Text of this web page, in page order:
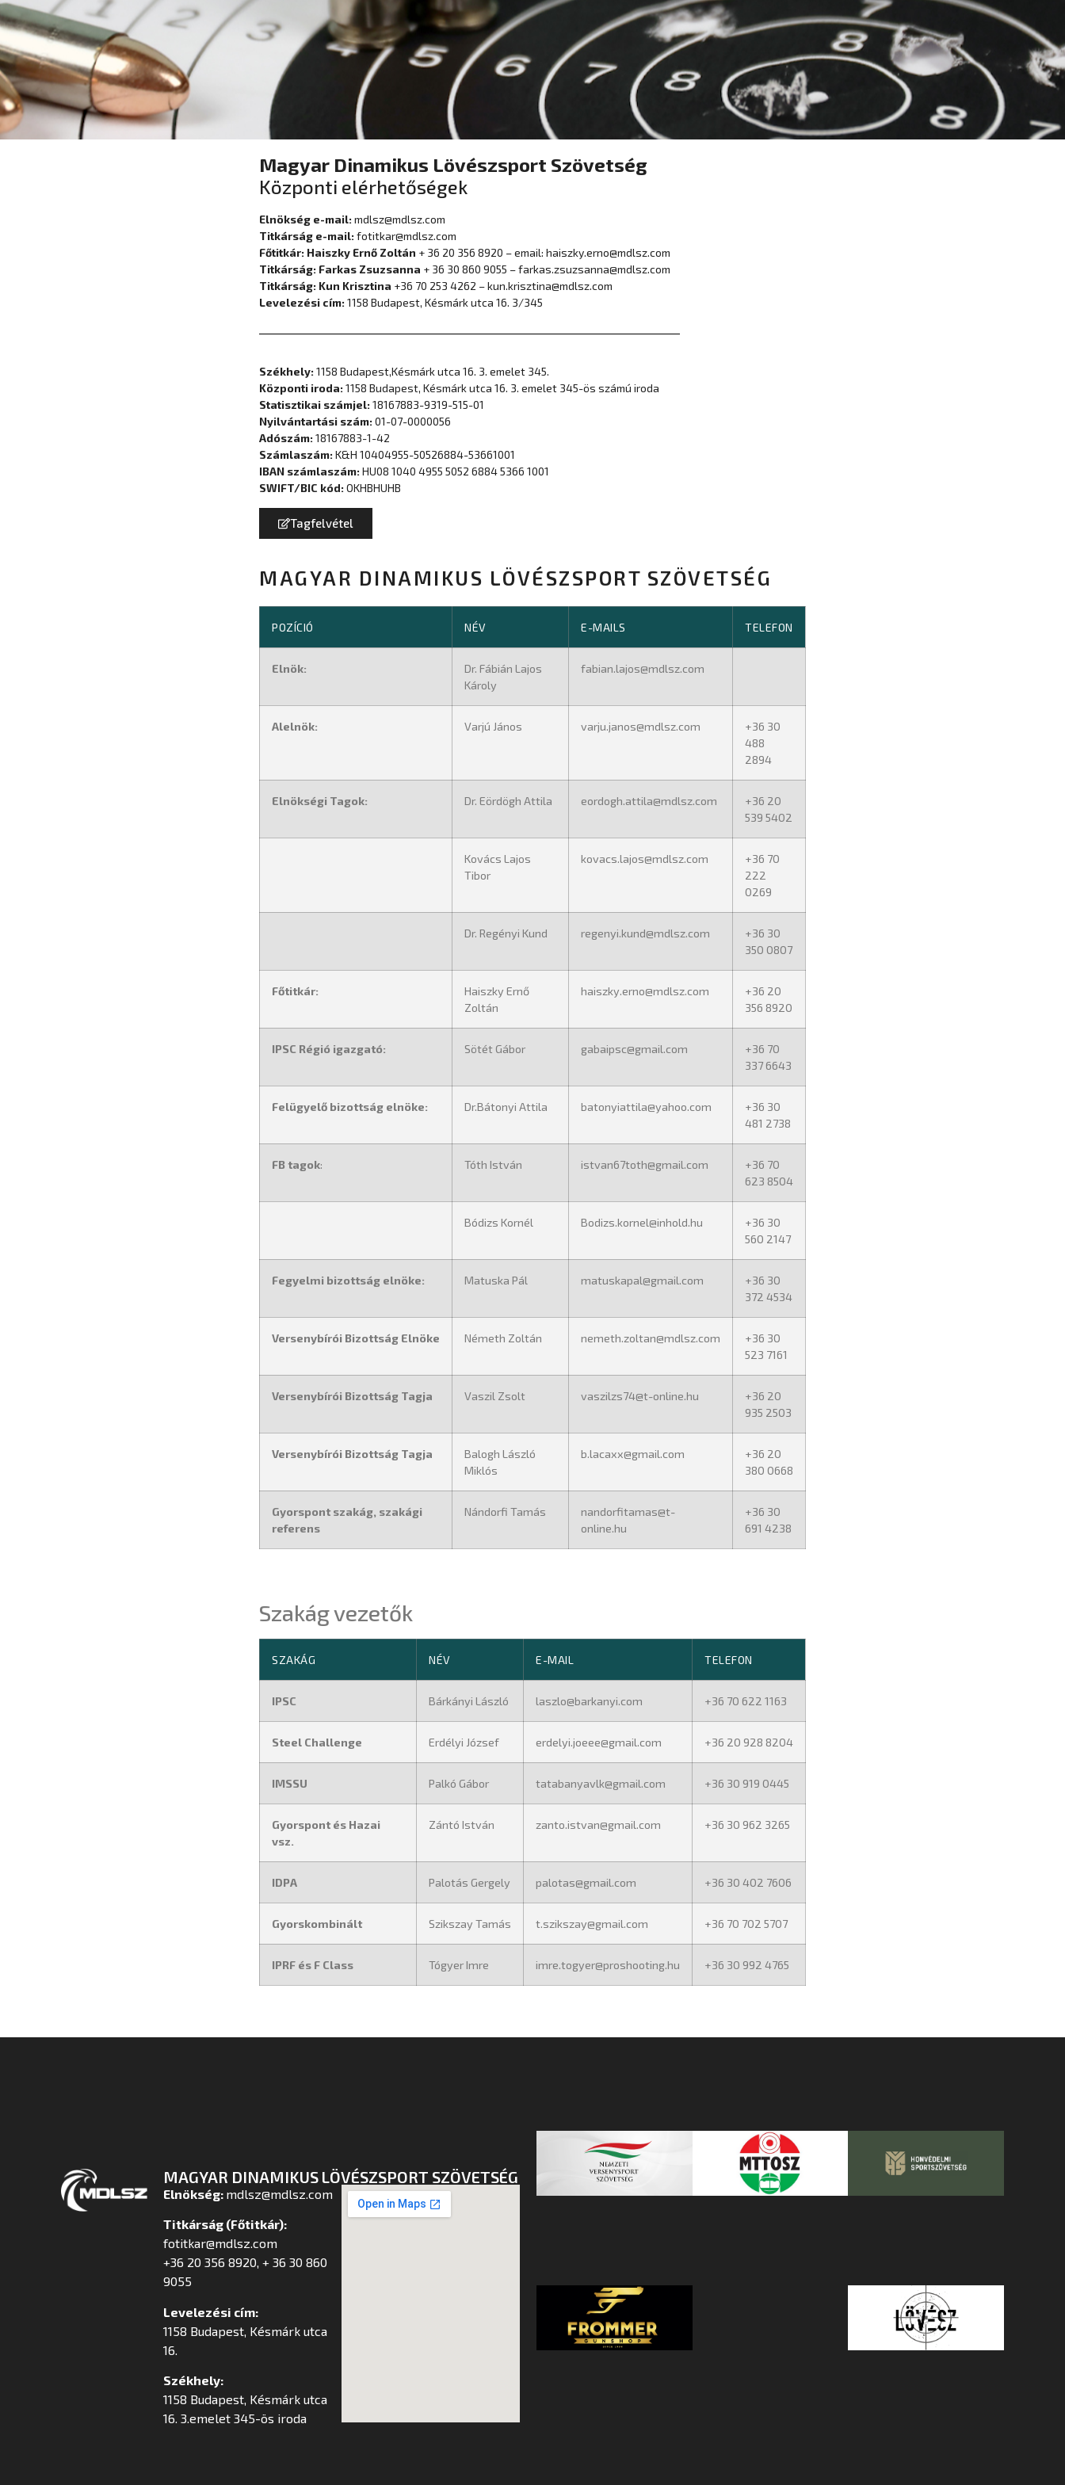
Magyar Dinamikus Lövészsport Szövetség
Központi elérhetőségek
Elnökség e-mail: mdlsz@mdlsz.com
Titkárság e-mail: fotitkar@mdlsz.com
Főtitkár: Haiszky Ernő Zoltán + 36 20 356 8920 – email: haiszky.erno@mdlsz.com
Titkárság: Farkas Zsuzsanna + 36 30 860 9055 – farkas.zsuzsanna@mdlsz.com
Titkárság: Kun Krisztina +36 70 253 4262 – kun.krisztina@mdlsz.com
Levelezési cím: 1158 Budapest, Késmárk utca 16. 3/345
Székhely: 1158 Budapest,Késmárk utca 16. 3. emelet 345.
Központi iroda: 1158 Budapest, Késmárk utca 16. 3. emelet 345-ös számú iroda
Statisztikai számjel: 18167883-9319-515-01
Nyilvántartási szám: 01-07-0000056
Adószám: 18167883-1-42
Számlaszám: K&H 10404955-50526884-53661001
IBAN számlaszám: HU08 1040 4955 5052 6884 5366 1001
SWIFT/BIC kód: OKHBHUHB
Tagfelvétel
MAGYAR DINAMIKUS LÖVÉSZSPORT SZÖVETSÉG
POZÍCIÓ NÉV E-MAILS TELEFON
Elnök:
Dr. Fábián Lajos
Károly
fabian.lajos@mdlsz.com
Alelnök: Varjú János varju.janos@mdlsz.com
+36 30
488
2894
Elnökségi Tagok: Dr. Eördögh Attila eordogh.attila@mdlsz.com
+36 20
539 5402
Kovács Lajos
Tibor
kovacs.lajos@mdlsz.com
+36 70
222
0269
Dr. Regényi Kund regenyi.kund@mdlsz.com
+36 30
350 0807
Főtitkár:
Haiszky Ernő
Zoltán
haiszky.erno@mdlsz.com
+36 20
356 8920
IPSC Régió igazgató: Sötét Gábor gabaipsc@gmail.com
+36 70
337 6643
Felügyelő bizottság elnöke: Dr.Bátonyi Attila batonyiattila@yahoo.com
+36 30
481 2738
FB tagok: Tóth István istvan67toth@gmail.com
+36 70
623 8504
Bódizs Kornél Bodizs.kornel@inhold.hu
+36 30
560 2147
Fegyelmi bizottság elnöke: Matuska Pál matuskapal@gmail.com
+36 30
372 4534
Versenybírói Bizottság Elnöke Németh Zoltán nemeth.zoltan@mdlsz.com
+36 30
523 7161
Versenybírói Bizottság Tagja Vaszil Zsolt vaszilzs74@t-online.hu
+36 20
935 2503
Versenybírói Bizottság Tagja
Balogh László
Miklós
b.lacaxx@gmail.com
+36 20
380 0668
Gyorspont szakág, szakági
referens
Nándorfi Tamás
nandorfitamas@t-
online.hu
+36 30
691 4238
Szakág vezetők
SZAKÁG NÉV E-MAIL TELEFON
IPSC Bárkányi László laszlo@barkanyi.com +36 70 622 1163
Steel Challenge Erdélyi József erdelyi.joeee@gmail.com +36 20 928 8204
IMSSU Palkó Gábor tatabanyavlk@gmail.com +36 30 919 0445
Gyorspont és Hazai
vsz.
Zántó István zanto.istvan@gmail.com +36 30 962 3265
IDPA Palotás Gergely palotas@gmail.com +36 30 402 7606
Gyorskombinált Szikszay Tamás t.szikszay@gmail.com +36 70 702 5707
IPRF és F Class Tógyer Imre imre.togyer@proshooting.hu +36 30 992 4765
MAGYAR DINAMIKUS LÖVÉSZSPORT SZÖVETSÉG
Elnökség: mdlsz@mdlsz.com
Titkárság (Főtitkár):
fotitkar@mdlsz.com
+36 20 356 8920, + 36 30 860
9055
Levelezési cím:
1158 Budapest, Késmárk utca
16.
Székhely:
1158 Budapest, Késmárk utca
16. 3.emelet 345-ös iroda